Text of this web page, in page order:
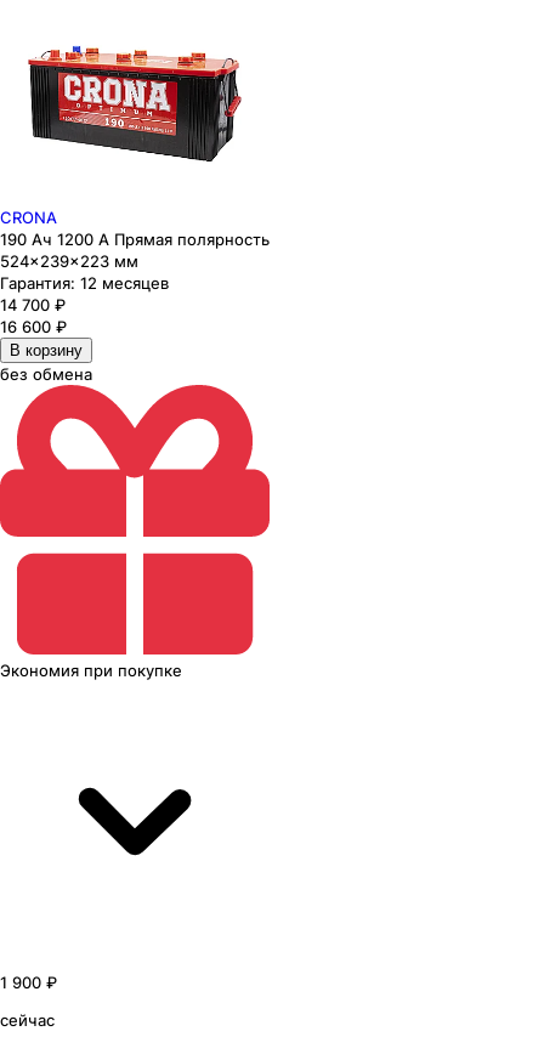
CRONA
190 Ач 1200 А Прямая полярность
524×239×223 мм
Гарантия: 12 месяцев
14 700 ₽
16 600 ₽
В корзину
без обмена
Экономия при покупке
1 900 ₽
сейчас